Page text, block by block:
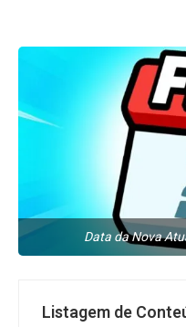
Data da Nova
Listagem de